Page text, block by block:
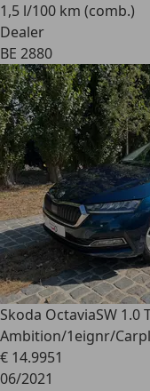
1,5 l/100 km (comb.)
Dealer
BE 2880
Skoda OctaviaSW 1.0
Ambition/1eignr/
€ 14.9951
06/2021